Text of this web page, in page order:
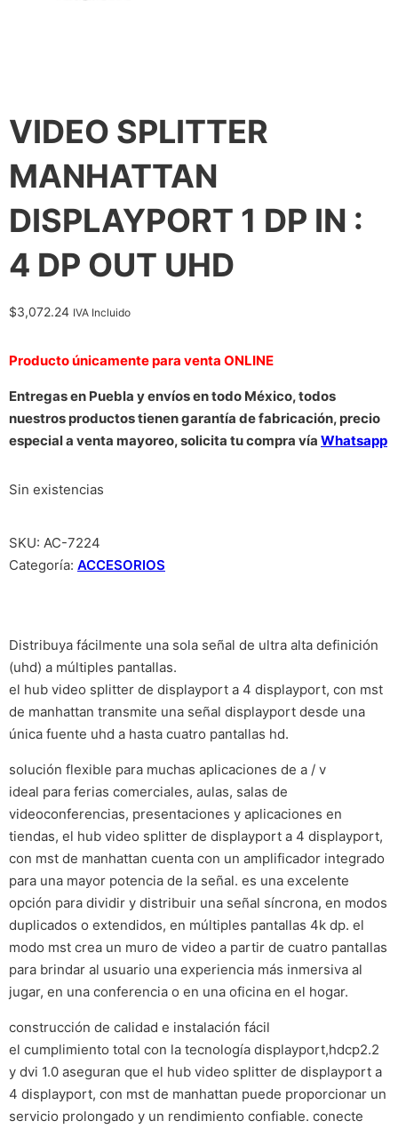
VIDEO SPLITTER
MANHATTAN
DISPLAYPORT 1 DP IN :
4 DP OUT UHD
$3,072.24 IVA Incluido
Producto únicamente para venta ONLINE
Entregas en Puebla y envíos en todo México, todos
nuestros productos tienen garantía de fabricación, precio
especial a venta mayoreo, solicita tu compra vía Whatsapp
Sin existencias
SKU: AC-7224
Categoría: ACCESORIOS
Distribuya fácilmente una sola señal de ultra alta definición
(uhd) a múltiples pantallas.
el hub video splitter de displayport a 4 displayport, con mst
de manhattan transmite una señal displayport desde una
única fuente uhd a hasta cuatro pantallas hd.
solución flexible para muchas aplicaciones de a / v
ideal para ferias comerciales, aulas, salas de
videoconferencias, presentaciones y aplicaciones en
tiendas, el hub video splitter de displayport a 4 displayport,
con mst de manhattan cuenta con un amplificador integrado
para una mayor potencia de la señal. es una excelente
opción para dividir y distribuir una señal síncrona, en modos
duplicados o extendidos, en múltiples pantallas 4k dp. el
modo mst crea un muro de video a partir de cuatro pantallas
para brindar al usuario una experiencia más inmersiva al
jugar, en una conferencia o en una oficina en el hogar.
construcción de calidad e instalación fácil
el cumplimiento total con la tecnología displayport,hdcp2.2
y dvi 1.0 aseguran que el hub video splitter de displayport a
4 displayport, con mst de manhattan puede proporcionar un
servicio prolongado y un rendimiento confiable. conecte